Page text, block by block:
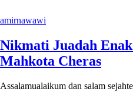
amirnawawi
Nikmati Juadah
Mahkota Cheras
Assalamualaikum dan salam